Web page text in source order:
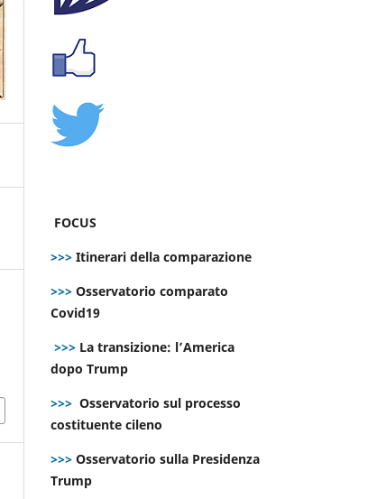
FOCUS
>>> Itinerari della comparazione
>>> Osservatorio comparato
Covid19
>>> La transizione: l’America
dopo Trump
>>> Osservatorio sul processo
costituente cileno
>>> Osservatorio sulla Presidenza
Trump